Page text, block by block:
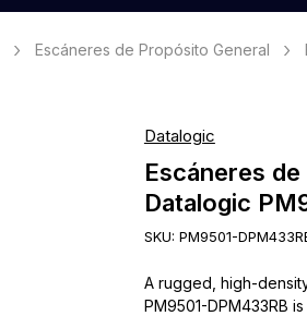
Escáneres de Propósito General
Datalogic
Escáneres
Datalogic
SKU: PM9501-
A rugged, high-
PM9501-DPM433RB